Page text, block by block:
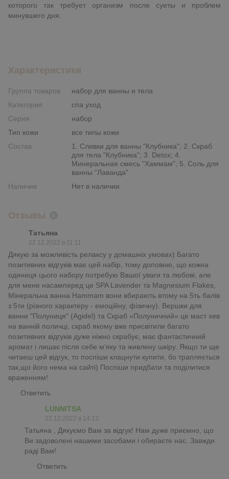
которого так требует организм после суеты и проблем
минувшего дня.
Характеристики
Группа товаров
набор для ванны и тела
Категория
спа уход
Серия
набор
Тип кожи
все типы кожи
Состав
1. Сливки для ванны "Клубника"; 2. Скраб
для тела "Клубника"; 3. Detox; 4.
Минеральная смесь "Хаммам"; 5. Соль для
ванны "Лаванда"
Наличие
Нет в наличии
Отзывы
Татьяна
22.12.2022 в 11:11
Дякую за можливість релаксу у домашніх умовах) Багато
позитивних відгуків має цей набір, тому доповню, що кожна
одиниця цього набору потребую Вашої уваги та любові, але
для мене насамперед це SPA Lavender та Magnesium Flakes,
Мінеральна ванна Hammam вони вбирають втому на 5ть балів
з 5ти (різного характеру - емоційну, фізичну). Вершки для
ванни "Полуниця" (Agidel) та Скраб «Полуничний» це маст хев
на ванній поличці, скраб якому вже присвітили багато
позитивних відгуків дуже ніжно скрабує, має фантастичний
аромат і лишає після себе м’яку та живлену шкіру. Якщо ти ще
читаеш цей відгук, то поспіши клацнути купити, бо трапляється
так,що його нема на сайті) Поспіши придбати та поділитися
враженням!
Ответить
LUNNITSA
22.12.2022 в 14:12
Татьяна , Дякуємо Вам за відгук! Нам дуже приємно, що
Ви задоволені нашими засобами і обираєте нас. Завжди
раді Вам!
Ответить